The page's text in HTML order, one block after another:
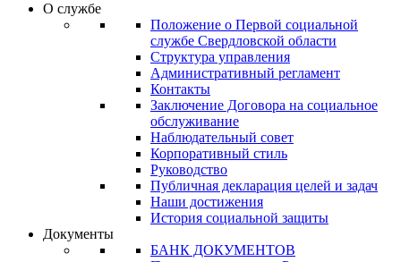
О службе
Положение о Первой социальной
службе Свердловской области
Структура управления
Административный регламент
Контакты
Заключение Договора на социальное
обслуживание
Наблюдательный совет
Корпоративный стиль
Руководство
Публичная декларация целей и задач
Наши достижения
История социальной защиты
Документы
БАНК ДОКУМЕНТОВ